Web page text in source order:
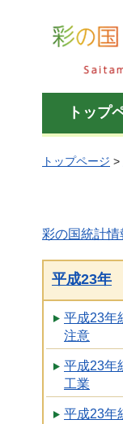
彩の国 埼玉県
トップ
トップページ >
彩の国統計
平成23年
平成23年
注意
平成23年
工業
平成23年